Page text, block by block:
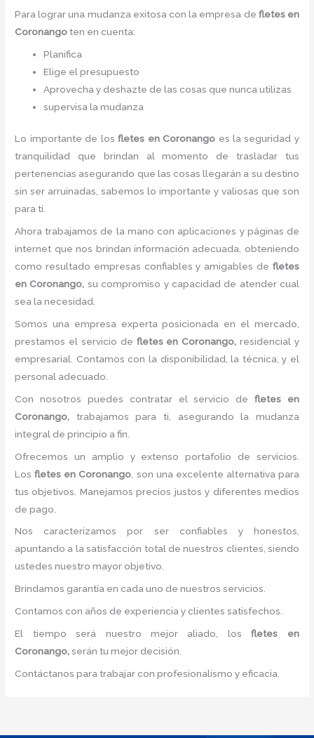
Para lograr una mudanza exitosa con la empresa de fletes en
Coronango ten en cuenta:
Planifica
Elige el presupuesto
Aprovecha y deshazte de las cosas que nunca utilizas
supervisa la mudanza
Lo importante de losfletes en Coronango es la seguridad y
tranquilidad que brindan al momento de trasladar tus
pertenencias asegurando que las cosas llegarán a su destino
sin ser arruinadas, sabemos lo importante y valiosas que son
para ti.
Ahora trabajamos de la mano con aplicaciones y páginas de
internet que nos brindan información adecuada, obteniendo
como resultado empresas confiables y amigables de fletes
en Coronango, su compromiso y capacidad de atender cual
sea la necesidad.
Somos una empresa experta posicionada en el mercado,
prestamos el servicio de fletes en Coronango, residencial y
empresarial. Contamos con la disponibilidad, la técnica, y el
personal adecuado.
Con nosotros puedes contratar el servicio defletes en
Coronango, trabajamos para ti, asegurando la mudanza
integral de principio a fin.
Ofrecemos un amplio y extenso portafolio de servicios.
Losfletes en Coronango , son una excelente alternativa para
tus objetivos. Manejamos precios justos y diferentes medios
de pago.
Nos caracterizamos por ser confiables y honestos,
apuntando a la satisfacción total de nuestros clientes, siendo
ustedes nuestro mayor objetivo.
Brindamos garantía en cada uno de nuestros servicios.
Contamos con años de experiencia y clientes satisfechos.
El tiempo será nuestro mejor aliado, losfletes en
Coronango,serán tu mejor decisión.
Contáctanos para trabajar con profesionalismo y eficacia.